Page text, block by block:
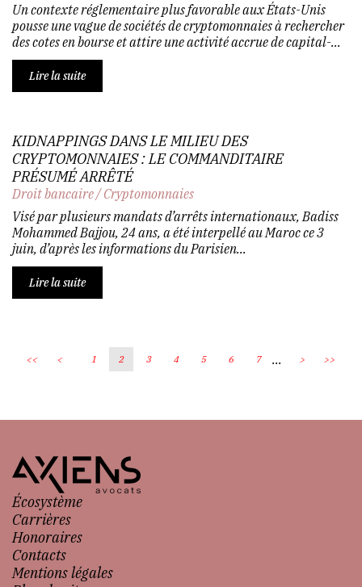
Un contexte réglementaire plus favorable aux États-Unis
pousse une vague de sociétés de cryptomonnaies à rechercher
des cotes en bourse et attire une activité accrue de capital-...
Lire la suite
KIDNAPPINGS DANS LE MILIEU DES
CRYPTOMONNAIES : LE COMMANDITAIRE
PRÉSUMÉ ARRÊTÉ
Droit bancaire/Cryptomonnaies
Visé par plusieurs mandats d’arrêts internationaux, Badiss
Mohammed Bajjou, 24 ans, a été interpellé au Maroc ce 3
juin, d’après les informations du Parisien...
Lire la suite
<< < 1 2 3 4 5 6 7 ... > >>
Écosystème
Carrières
Honoraires
Contacts
Mentions légales